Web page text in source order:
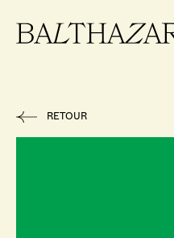
RETOUR